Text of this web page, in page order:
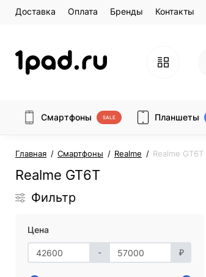
Доставка Оплата Бренды Контакты
Смартфоны SALE Планшеты
Главная Смартфоны Realme Realme GT6T
Realme GT6T
Фильтр
Цена
- ₽